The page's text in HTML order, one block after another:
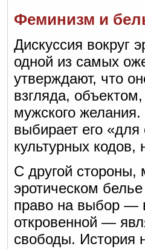
Феминизм и
Дискуссия вокруг
одной из самых
утверждают, что
взгляда,
мужского
выбирает его
культурных
С другой стороны,
эротическом
право на выбор —
откровенной —
свободы. История